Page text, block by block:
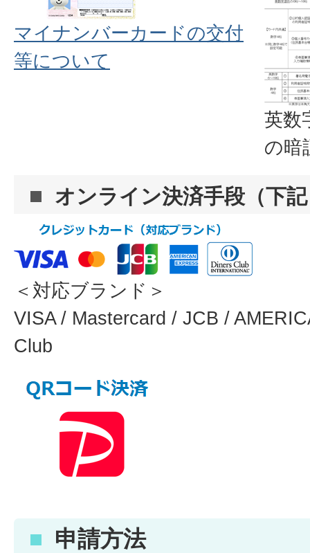
マイナンバーカードの交付
等について
英数
の暗
オンライン決済手段（下
＜対応ブランド＞
VISA / Mastercard / JCB /
Club
申請方法